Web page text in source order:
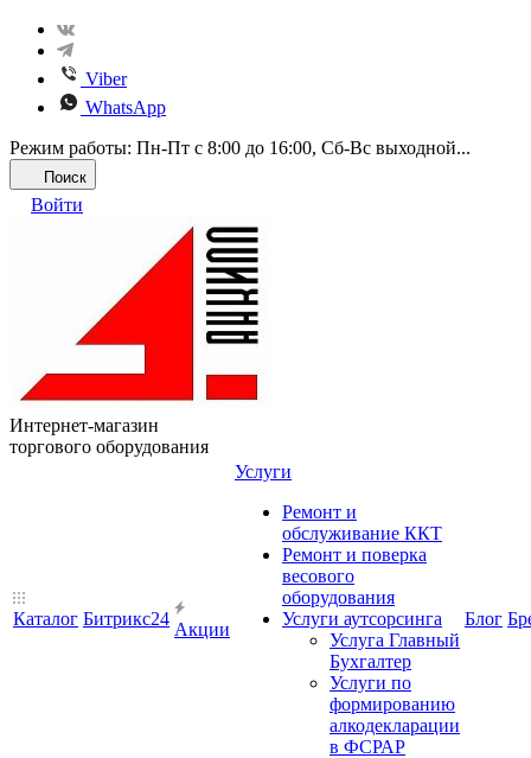
Viber
WhatsApp
Режим работы: Пн-Пт с 8:00 до 16:00, Cб-Вс выходной...
Поиск
Войти
Интернет-магазин
торгового оборудования
Каталог Битрикс24
Акции
Услуги
Ремонт и
обслуживание ККТ
Ремонт и поверка
весового
оборудования
Услуги аутсорсинга
Услуга Главный
Бухгалтер
Услуги по
формированию
алкодекларации
в ФСРАР
Блог